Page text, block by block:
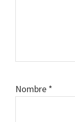
Nombre *